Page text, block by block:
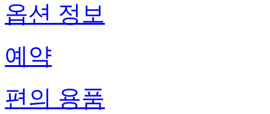
옵션 정보
예약
편의 용품